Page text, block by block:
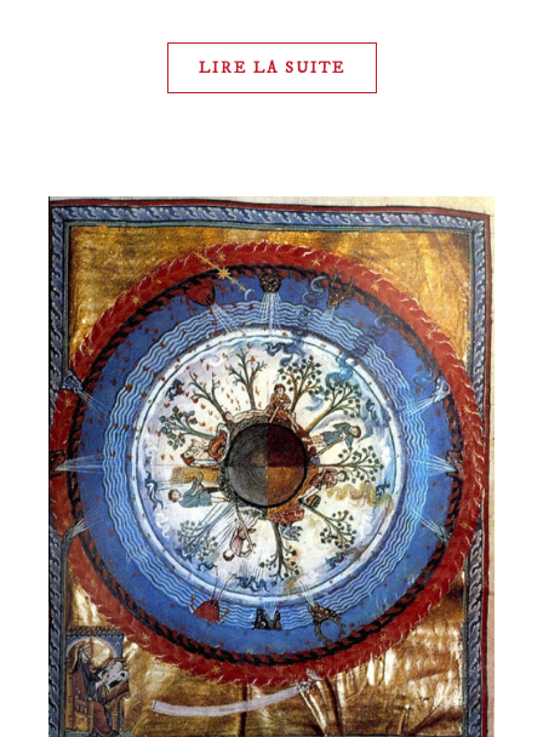
LIRE LA SUITE